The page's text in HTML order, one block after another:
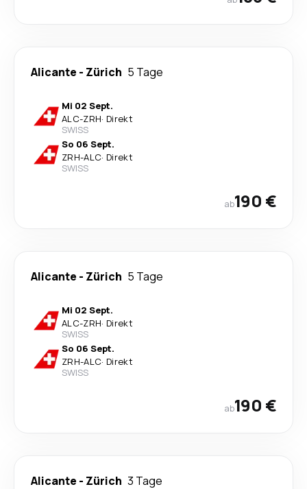
Alicante - Zürich 5 Tage
Mi 02 Sept.
ALC-ZRH· Direkt
SWISS
So 06 Sept.
ZRH-ALC· Direkt
SWISS
ab190 €
Alicante - Zürich 5 Tage
Mi 02 Sept.
ALC-ZRH· Direkt
SWISS
So 06 Sept.
ZRH-ALC· Direkt
SWISS
ab190 €
Alicante - Zürich 3 Tage